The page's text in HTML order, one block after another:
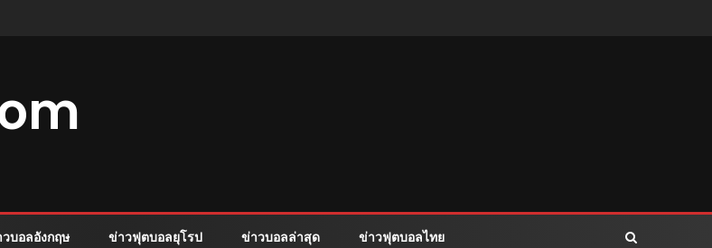
บอลอังกฤษ ข่าวฟุตบอลยุโรป ข่าวบอลล่าสุด ข่าวฟุตบอลไทย